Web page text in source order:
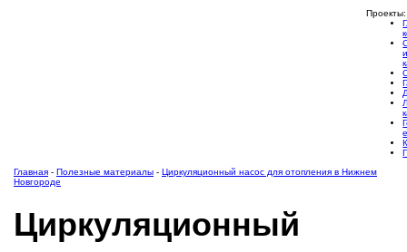
Проекты:
Главная - Полезные материалы - Циркуляционный насос для отопления в Нижнем
Новгороде
Циркуляционный